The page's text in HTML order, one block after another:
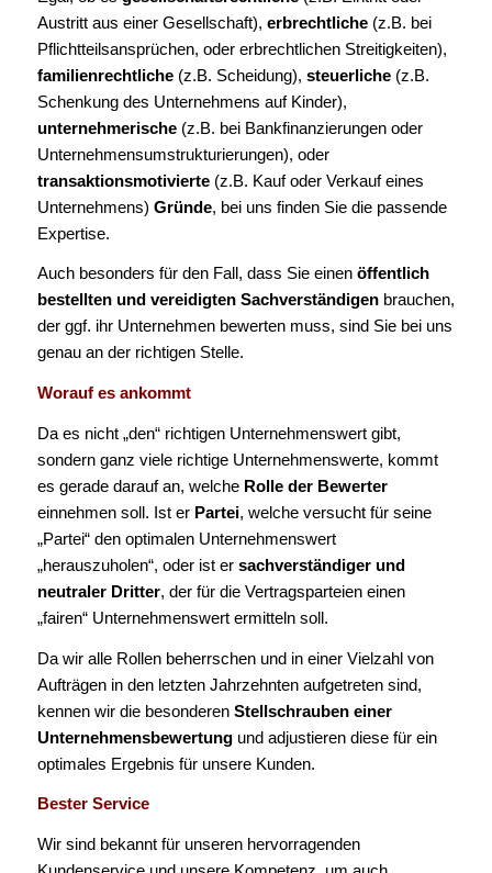
Austritt aus einer Gesellschaft), erbrechtliche(z.B. bei
Pflichtteilsansprüchen, oder erbrechtlichen Streitigkeiten),
familienrechtliche(z.B. Scheidung), steuerliche(z.B.
Schenkung des Unternehmens auf Kinder),
unternehmerische(z.B. bei Bankfinanzierungen oder
Unternehmensumstrukturierungen), oder
transaktionsmotivierte(z.B. Kauf oder Verkauf eines
Unternehmens) Gründe, bei uns finden Sie die passende
Expertise.
Auch besonders für den Fall, dass Sie einen öffentlich
bestellten und vereidigten Sachverständigen brauchen,
der ggf. ihr Unternehmen bewerten muss, sind Sie bei uns
genau an der richtigen Stelle.
Worauf es ankommt
Da es nicht „den“ richtigen Unternehmenswert gibt,
sondern ganz viele richtige Unternehmenswerte, kommt
es gerade darauf an, welche Rolle der Bewerter
einnehmen soll. Ist er Partei, welche versucht für seine
„Partei“ den optimalen Unternehmenswert
„herauszuholen“, oder ist er sachverständiger und
neutraler Dritter, der für die Vertragsparteien einen
„fairen“ Unternehmenswert ermitteln soll.
Da wir alle Rollen beherrschen und in einer Vielzahl von
Aufträgen in den letzten Jahrzehnten aufgetreten sind,
kennen wir die besonderen Stellschrauben einer
Unternehmensbewertungund adjustieren diese für ein
optimales Ergebnis für unsere Kunden.
Bester Service
Wir sind bekannt für unseren hervorragenden